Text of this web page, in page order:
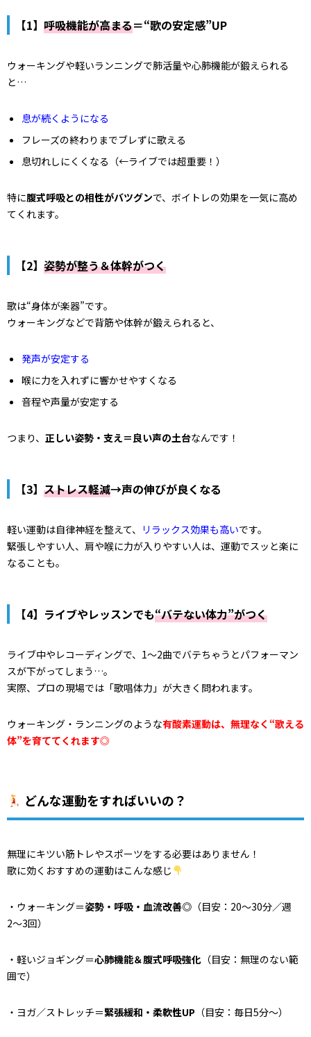
【1】 呼吸機能が高まる＝“歌の安定感”UP
ウォーキングや軽いランニングで肺活量や心肺機能が鍛えられる
と…
息が続くようになる
フレーズの終わりまでブレずに歌える
息切れしにくくなる（←ライブでは超重要！）
特に腹式呼吸との相性がバツグンで、ボイトレの効果を一気に高め
てくれます。
【2】 姿勢が整う＆体幹がつく
歌は“身体が楽器”です。
ウォーキングなどで背筋や体幹が鍛えられると、
発声が安定する
喉に力を入れずに響かせやすくなる
音程や声量が安定する
つまり、 正しい姿勢・支え＝良い声の土台なんです！
【3】 ストレス軽減→声の伸びが良くなる
軽い運動は自律神経を整えて、 リラックス効果も高いです。
緊張しやすい人、肩や喉に力が入りやすい人は、運動でスッと楽に
なることも。
【4】ライブやレッスンでも“バテない体力”がつく
ライブ中やレコーディングで、1〜2曲でバテちゃうとパフォーマン
スが下がってしまう…。
実際、プロの現場では「歌唱体力」が大きく問われます。
ウォーキング・ランニングのような有酸素運動は、無理なく“歌える
体”を育ててくれます◎
どんな運動をすればいいの？
無理にキツい筋トレやスポーツをする必要はありません！
歌に効くおすすめの運動はこんな感じ
・ウォーキング＝姿勢・呼吸・血流改善◎ （目安：20〜30分／週
2〜3回）
・軽いジョギング＝心肺機能＆腹式呼吸強化 （目安：無理のない範
囲で）
・ヨガ／ストレッチ＝緊張緩和・柔軟性UP （目安：毎日5分〜）